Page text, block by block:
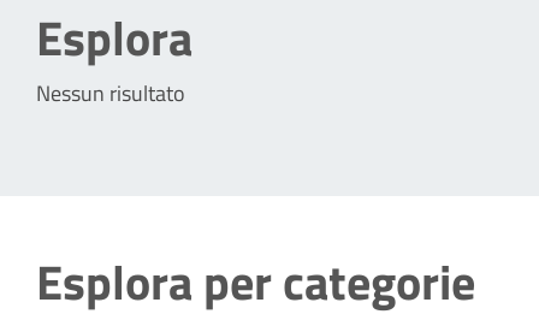
Esplora
Nessun risultato
Esplora per categorie